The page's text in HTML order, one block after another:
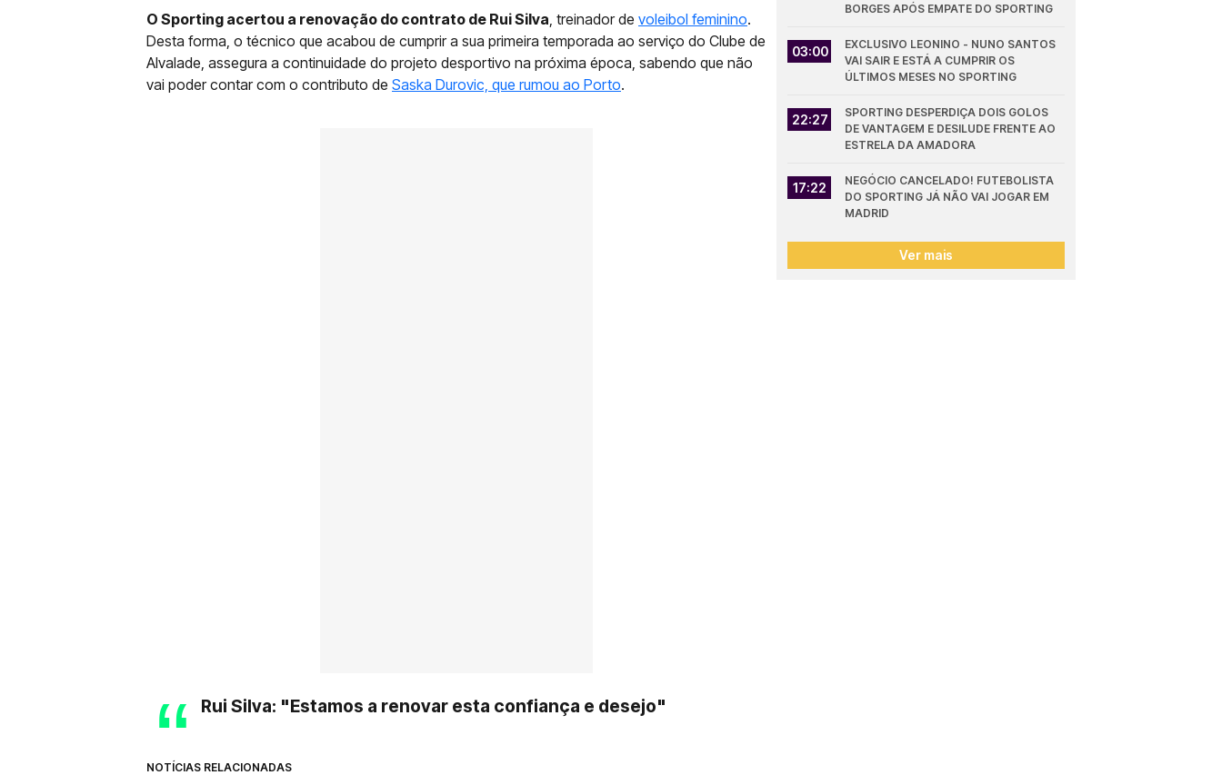
O Sporting acertou a renovação do contrato de Rui Silva , treinador de voleibol feminino.
Desta forma, o técnico que acabou de cumprir a sua primeira temporada ao serviço do Clube de
Alvalade, assegura a continuidade do projeto desportivo na próxima época, sabendo que não
vai poder contar com o contributo de Saska Durovic, que rumou ao Porto.
Rui Silva: "Estamos a renovar esta confiança e desejo"
NOTÍCIAS RELACIONADAS
BORGES APÓS EMPATE DO SPORTING
03:00
EXCLUSIVO LEONINO - NUNO SANTOS
VAI SAIR E ESTÁ A CUMPRIR OS
ÚLTIMOS MESES NO SPORTING
22:27
SPORTING DESPERDIÇA DOIS GOLOS
DE VANTAGEM E DESILUDE FRENTE AO
ESTRELA DA AMADORA
17:22
NEGÓCIO CANCELADO! FUTEBOLISTA
DO SPORTING JÁ NÃO VAI JOGAR EM
MADRID
Ver mais